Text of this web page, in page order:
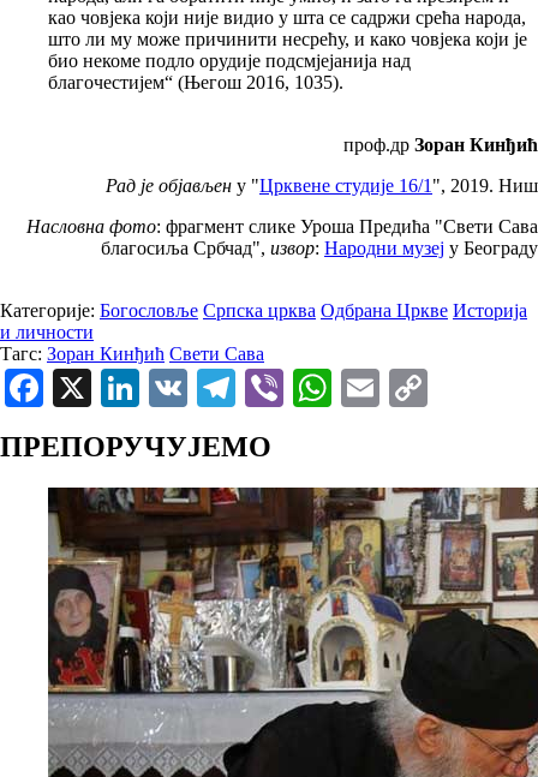
као човјека који није видио у шта се садржи срећа народа,
што ли му може причинити несрећу, и како човјека који је
био некоме подло орудије подсмјејанија над
благочестијем“ (Његош 2016, 1035).
проф.др Зоран Кинђић
Рад је објављен у "Црквене студије 16/1 ", 2019. Ниш
Насловна фото: фрагмент слике Уроша Предића "Свети Сава
благосиља Србчад", извор: Народни музеј у Београду
Категорије: Богословље Српска црква Одбрана Цркве Историја
и личности
Тагс: Зоран Кинђић Свети Сава
Facebook
X LinkedIn
VK Telegram
ViberWhatsApp
Email
ПРЕПОРУЧУЈЕМО